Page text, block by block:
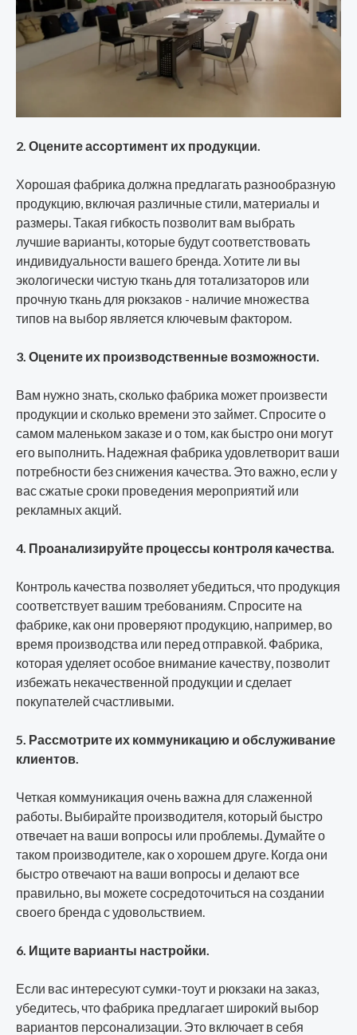
2. Оцените ассортимент их продукции.
Хорошая фабрика должна предлагать разнообразную
продукцию, включая различные стили, материалы и
размеры. Такая гибкость позволит вам выбрать
лучшие варианты, которые будут соответствовать
индивидуальности вашего бренда. Хотите ли вы
экологически чистую ткань для тотализаторов или
прочную ткань для рюкзаков - наличие множества
типов на выбор является ключевым фактором.
3. Оцените их производственные возможности.
Вам нужно знать, сколько фабрика может произвести
продукции и сколько времени это займет. Спросите о
самом маленьком заказе и о том, как быстро они могут
его выполнить. Надежная фабрика удовлетворит ваши
потребности без снижения качества. Это важно, если у
вас сжатые сроки проведения мероприятий или
рекламных акций.
4. Проанализируйте процессы контроля качества.
Контроль качества позволяет убедиться, что продукция
соответствует вашим требованиям. Спросите на
фабрике, как они проверяют продукцию, например, во
время производства или перед отправкой. Фабрика,
которая уделяет особое внимание качеству, позволит
избежать некачественной продукции и сделает
покупателей счастливыми.
5. Рассмотрите их коммуникацию и обслуживание
клиентов.
Четкая коммуникация очень важна для слаженной
работы. Выбирайте производителя, который быстро
отвечает на ваши вопросы или проблемы. Думайте о
таком производителе, как о хорошем друге. Когда они
быстро отвечают на ваши вопросы и делают все
правильно, вы можете сосредоточиться на создании
своего бренда с удовольствием.
6. Ищите варианты настройки.
Если вас интересуют сумки-тоут и рюкзаки на заказ,
убедитесь, что фабрика предлагает широкий выбор
вариантов персонализации. Это включает в себя